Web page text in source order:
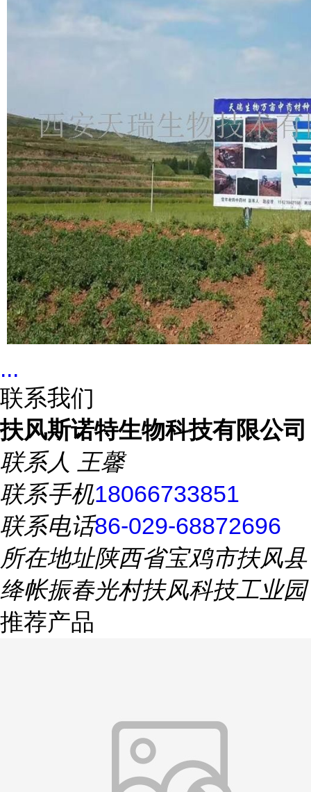
...
联系我们
扶风斯诺特生物科技有限公司
联系人 王馨
联系手机18066733851
联系电话86-029-68872696
所在地址陕西省宝鸡市扶风县
绛帐振春光村扶风科技工业园
推荐产品